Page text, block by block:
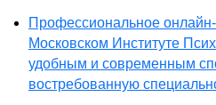
Профессиональное
Московском Институте
удобным и современным
востребованную